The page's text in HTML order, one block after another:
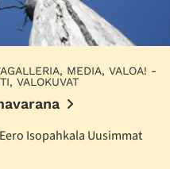
MEDIA, VALOA! -
VALOKUVAT
Isopahkala Uusimmat